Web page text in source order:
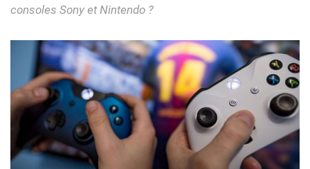
consoles Sony et Nintendo ?